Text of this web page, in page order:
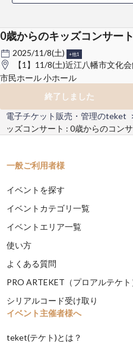
0歳からのキッズコンサート
2025/11/8(土) +他1
【1】11/8(土)近江八幡市文化
市民ホール 小ホール
終了しました
電子チケット販売・管理のteket
ッズコンサート : 0歳からのコン
一般ご利用者様
イベントを探す
イベントカテゴリ一覧
イベントエリア一覧
使い方
よくある質問
PRO ARTEKET（プロアルテケト
シリアルコード受け取り
イベント主催者様へ
teket(テケト)とは？